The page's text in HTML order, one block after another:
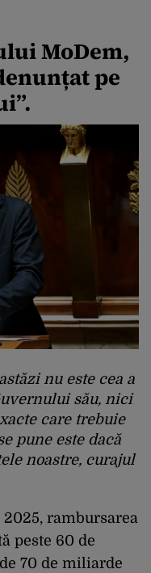
MoDem,
pe
nu este cea a
său, nici
care trebuie
pune este dacă
noastre, curajul
2025, rambursarea
peste 60 de
70 de miliarde